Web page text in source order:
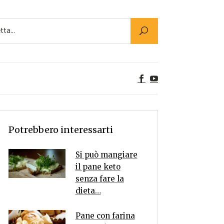
Utility
Alimenti
Rumors
Potrebbero interessarti
Si può mangiare
il pane keto
senza fare la
dieta…
Pane con farina